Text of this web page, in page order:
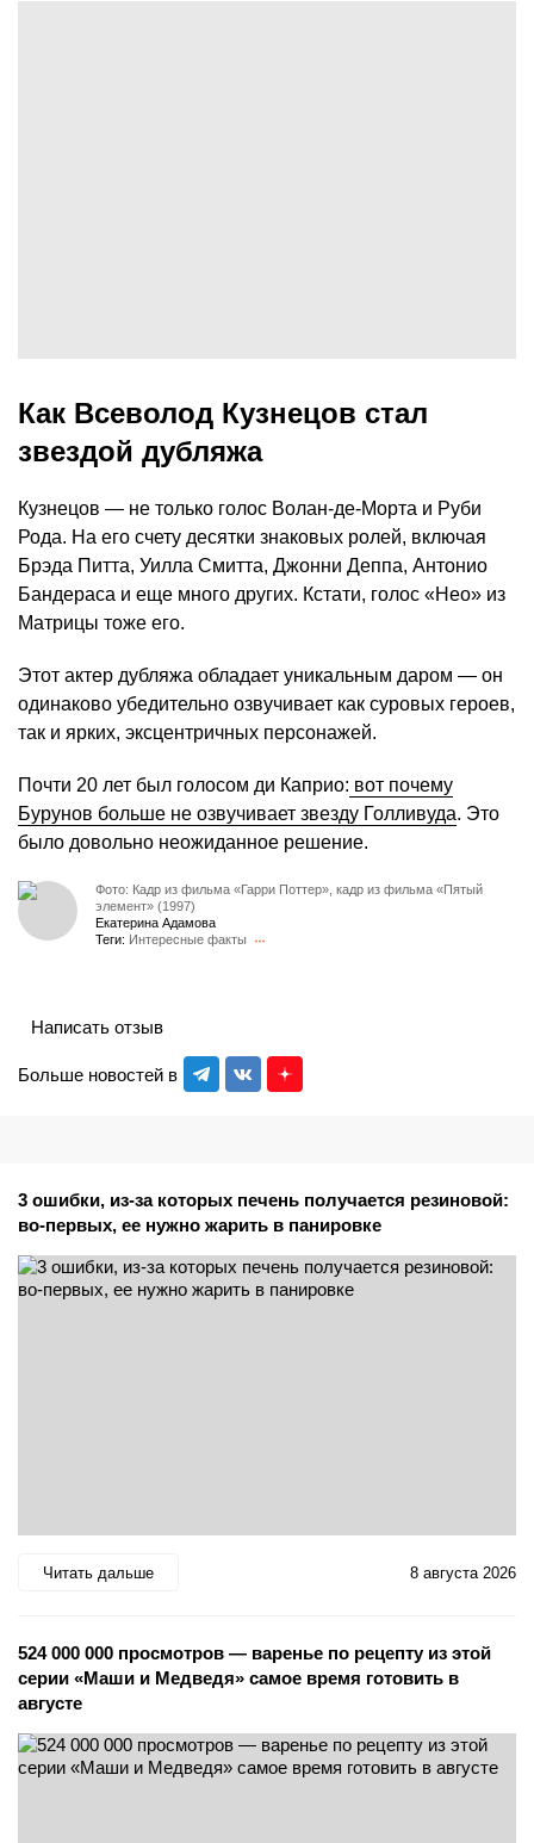
Как Всеволод Кузнецов стал
звездой дубляжа
Кузнецов — не только голос Волан-де-Морта и Руби
Рода. На его счету десятки знаковых ролей, включая
Брэда Питта, Уилла Смитта, Джонни Деппа, Антонио
Бандераса и еще много других. Кстати, голос «Нео» из
Матрицы тоже его.
Этот актер дубляжа обладает уникальным даром — он
одинаково убедительно озвучивает как суровых героев,
так и ярких, эксцентричных персонажей.
Почти 20 лет был голосом ди Каприо: вот почему
Бурунов больше не озвучивает звезду Голливуда. Это
было довольно неожиданное решение.
Фото: Кадр из фильма «Гарри Поттер», кадр из фильма «Пятый
элемент» (1997)
Екатерина Адамова
Теги: Интересные факты
Больше новостей в
Написать отзыв
3 ошибки, из-за которых печень получается резиновой:
во-первых, ее нужно жарить в панировке
Читать дальше 8 августа 2026
524 000 000 просмотров — варенье по рецепту из этой
серии «Маши и Медведя» самое время готовить в
августе